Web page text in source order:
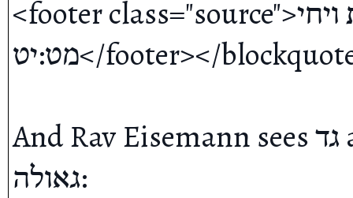
<footer class="source">מדרש לקח טוב, בראשית פרשת ויחי
מט:יט</footer></blockquote>
And Rav Eisemann sees גד as the harbringers of the final
גאולה: